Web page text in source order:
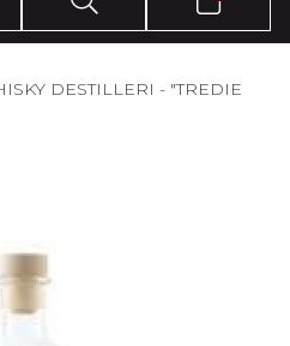
DESTILLERI - "TREDIE